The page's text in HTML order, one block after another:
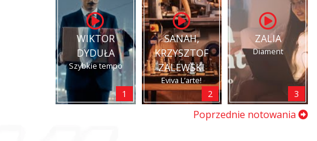
WIKTOR
DYDUŁA
Szybkie tempo
1
SANAH,
KRZYSZTOF
ZALEWSKI
Eviva L’arte!
2
ZALIA
Diament
3
Poprzednie notowania